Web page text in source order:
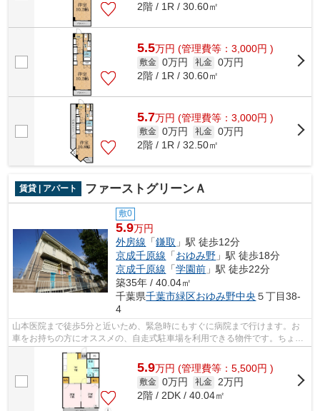
2階 / 1R / 30.60㎡
5.5万円 (管理費等：3,000円 )
敷金 0万円 礼金 0万円
2階 / 1R / 30.60㎡
5.7万円 (管理費等：3,000円 )
敷金 0万円 礼金 0万円
2階 / 1R / 32.50㎡
賃貸 | アパート ファーストグリーンＡ
敷0
5.9万円
外房線 「鎌取 」駅 徒歩12分
京成千原線 「おゆみ野 」駅 徒歩18分
京成千原線 「学園前 」駅 徒歩22分
築35年 / 40.04㎡
千葉県千葉市緑区おゆみ野中央 ５丁目38-
4
山本医院まで徒歩5分と近いため、緊急時にもすぐに病院まで行けます。お
車をお持ちの方にオススメの、自走式駐車場を利用できる物件です。ちょっ
とした街並みの様な大型タウン内の物件...
5.9万円 (管理費等：5,500円 )
敷金 0万円 礼金
2万円
2階 / 2DK / 40.04㎡